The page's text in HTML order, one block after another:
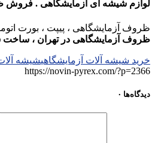
لوازم شیشه ای آزمایشگاهی . فروش
ظروف آزمایشگاهی ، پیپت ، بورت
ظروف آزمایشگاهی در تهران ، ساخت
خرید شیشه آلات آزمایشگاهیشیشه
https://novin-pyrex.com/?p=2366
دیدگاه‌ها ۰